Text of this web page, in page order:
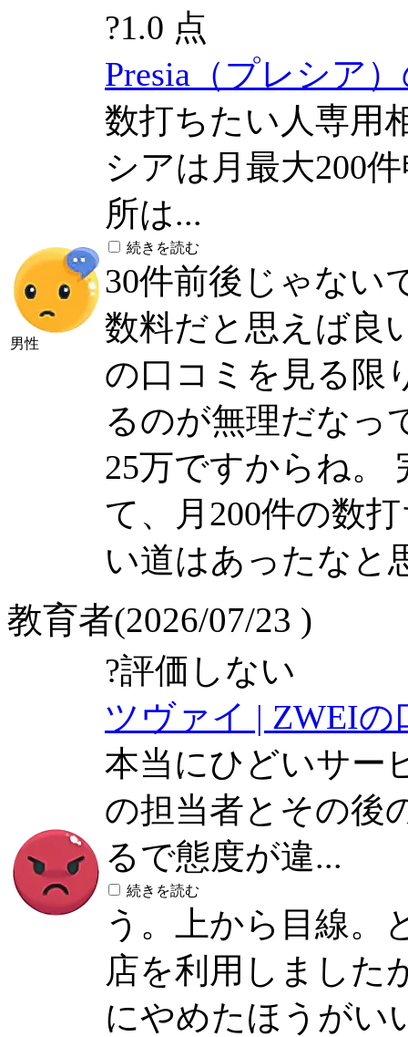
男性
?1.0 点
Presia（プレシア
数打ちたい人専用
シアは月最大200
所は...
続きを読む
30件前後じゃない
数料だと思えば良
の口コミを見る限
るのが無理だなっ
25万ですからね。
て、月200件の数
い道はあったなと
教育者(2026/07/23 )
?評価しない
ツヴァイ | ZWEIの
本当にひどいサー
の担当者とその後
るで態度が違...
続きを読む
う。上から目線。
店を利用しました
にやめたほうがい